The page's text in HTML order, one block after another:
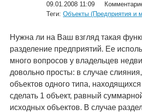
09.01.2008 11:09
Теги: Объекты (Предприятия и
Нужна ли на Ваш взгляд такая
разделение предприятий. Ее
много вопросов у владельцев
довольно просты: в случае
объектов одного типа,
сделать 1 объект, равный
исходных объектов. В случае